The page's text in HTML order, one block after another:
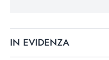
IN EVIDENZA